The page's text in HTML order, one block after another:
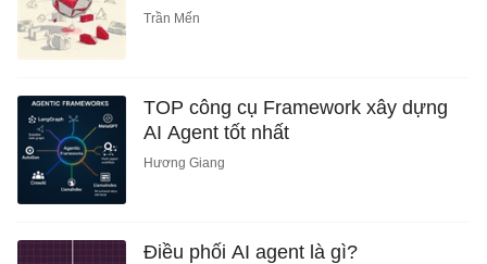
Trần Mến
TOP công cụ Framework xây dựng
AI Agent tốt nhất
Hương Giang
Điều phối AI agent là gì?